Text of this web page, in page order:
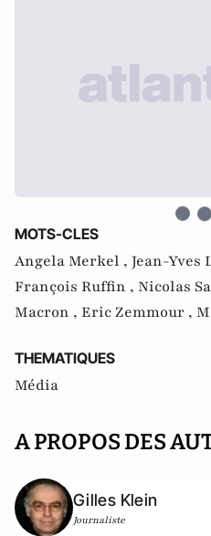
MOTS-CLES
Angela Merkel , Jean-Yves
François Ruffin , Nicolas
Macron , Eric Zemmour ,
THEMATIQUES
Média
A PROPOS DES
Gilles Klein
Journaliste